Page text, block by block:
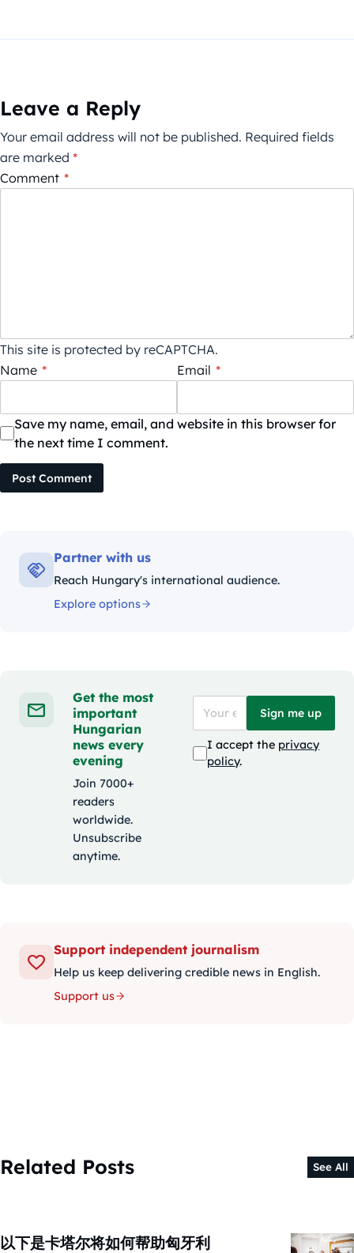
Leave a Reply
Your email address will not be published. Required fields
are marked *
Comment *
This site is protected by reCAPTCHA.
Name * Email *
Save my name, email, and website in this browser for
the next time I comment.
Post Comment
Partner with us
Reach Hungary's international audience.
Explore options
Get the most
important
Hungarian
news every
evening
Join 7000+
readers
worldwide.
Unsubscribe
anytime.
Sign me up
I accept the privacy
policy.
Support independent journalism
Help us keep delivering credible news in English.
Support us
Related Posts See All
以下是卡塔尔将如何帮助匈牙利